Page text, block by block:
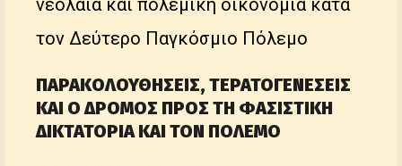
νεολαία και πολεμική οικονομία κατά
τον Δεύτερο Παγκόσμιο Πόλεμο
ΠΑΡΑΚΟΛΟΥΘΗΣΕΙΣ, ΤΕΡΑΤΟΓΕΝΕΣΕΙΣ
ΚΑΙ Ο ΔΡΟΜΟΣ ΠΡΟΣ ΤΗ ΦΑΣΙΣΤΙΚΗ
ΔΙΚΤΑΤΟΡΙΑ ΚΑΙ ΤΟΝ ΠΟΛΕΜΟ